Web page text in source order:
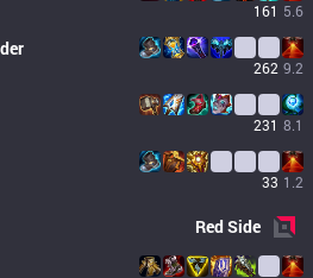
161 5.6
262 9.2
231 8.1
33 1.2
RedSide